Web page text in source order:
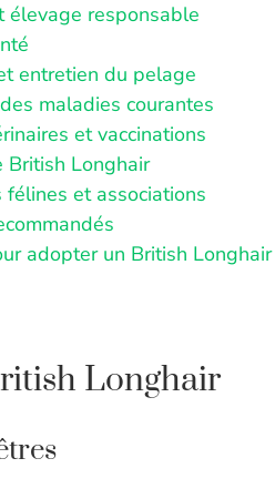
élevage responsable
entretien du pelage
maladies courantes
et vaccinations
British Longhair
félines et associations
adopter un British Longhair
Longhair